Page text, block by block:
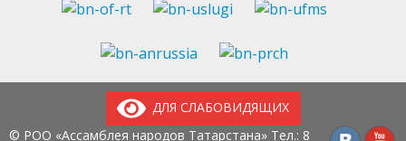
ДЛЯ СЛАБОВИДЯЩИХ
© РОО «Ассамблея народов Татарстана» Тел.: 8